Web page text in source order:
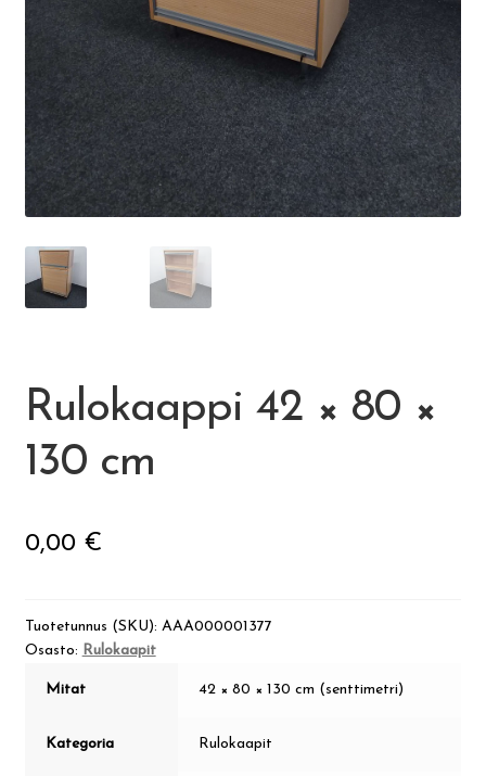
Kirjasto
Visit Jyvaskyla Region
Valon Kaupunki
Ohje
Rulokaappi 42 × 80 ×
130 cm
0,00 €
Tuotetunnus (SKU): AAA000001377
Osasto: Rulokaapit
Mitat 42 × 80 × 130 cm (senttimetri)
Kategoria Rulokaapit